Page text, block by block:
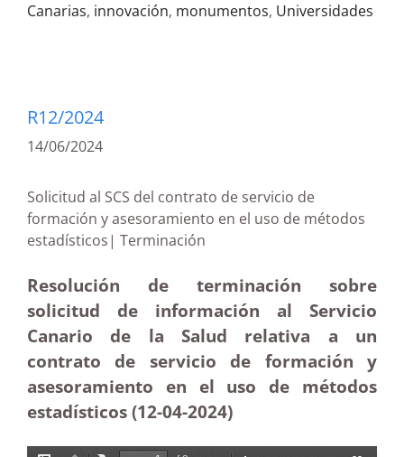
Canarias, innovación, monumentos, Universidades
R12/2024
14/06/2024
Solicitud al SCS del contrato de servicio de
formación y asesoramiento en el uso de métodos
estadísticos| Terminación
Resolución de terminación sobre
solicitud de información al Servicio
Canario de la Salud relativa a un
contrato de servicio de formación y
asesoramiento en el uso de métodos
estadísticos (12-04-2024)